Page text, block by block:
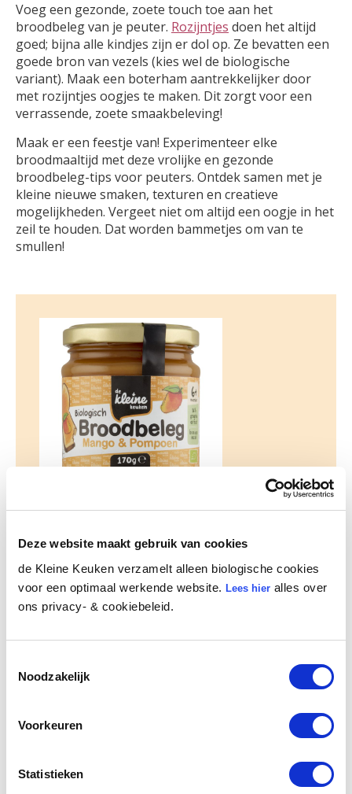
Deze website maakt gebruik van cookies
de Kleine Keuken verzamelt alleen biologische cookies
voor een optimaal werkende website. Lees hier alles over
ons privacy- & cookiebeleid.
Noodzakelijk
Voorkeuren
Statistieken
Voeg een gezonde, zoete touch toe aan het
broodbeleg van je peuter. Rozijntjes doen het altijd
goed; bijna alle kindjes zijn er dol op. Ze bevatten een
goede bron van vezels (kies wel de biologische
variant). Maak een boterham aantrekkelijker door
met rozijntjes oogjes te maken. Dit zorgt voor een
verrassende, zoete smaakbeleving!
Maak er een feestje van! Experimenteer elke
broodmaaltijd met deze vrolijke en gezonde
broodbeleg-tips voor peuters. Ontdek samen met je
kleine nieuwe smaken, texturen en creatieve
mogelijkheden. Vergeet niet om altijd een oogje in het
zeil te houden. Dat worden bammetjes om van te
smullen!
& Pompoen
Dit zonnige broodbeleg is net zo lekker als
jam, maar dan beter. In mango en pompoen
vonden we namelijk een innige vriendschap
die in de smaak valt bij grote en kleine
Biologische Broodbeleg Aardbei & Bietjes.
Lees meer